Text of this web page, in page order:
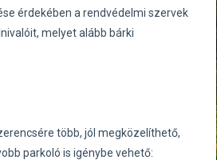
érdekében a rendvédelmi szervek
melyet alább bárki
több, jól megközelíthető,
parkoló is igénybe vehető: